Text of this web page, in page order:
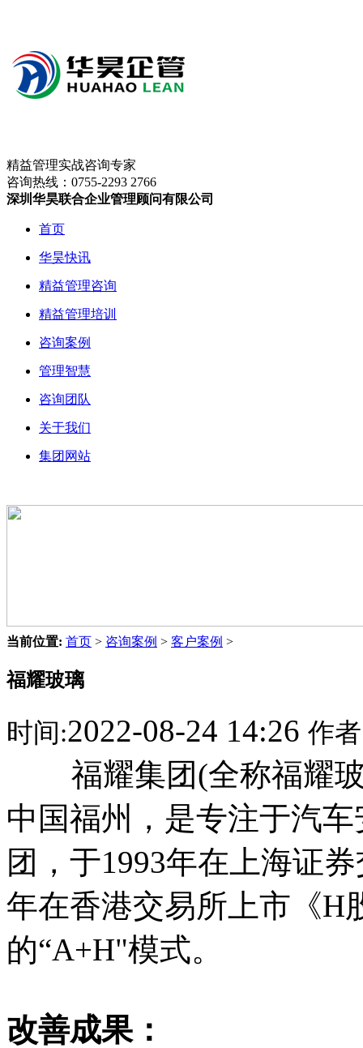
精益管理实战咨询专家
咨询热线： 0755-2293 2766
深圳华昊联合企业管理顾问有限公司
首页
华昊快讯
精益管理咨询
精益管理培训
咨询案例
管理智慧
咨询团队
关于我们
集团网站
当前位置: 首页 > 咨询案例 > 客户案例 >
福耀玻璃
时间:2022-08-24 14:26 作
福耀集团(全称福耀玻
中国福州，是专注于汽
团，于1993年在上海证
年在香港交易所上市《H
的“A+H"模式。
改善成果：